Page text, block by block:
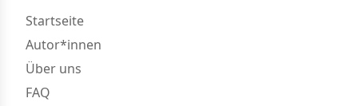
Startseite
Autor*innen
Über uns
FAQ